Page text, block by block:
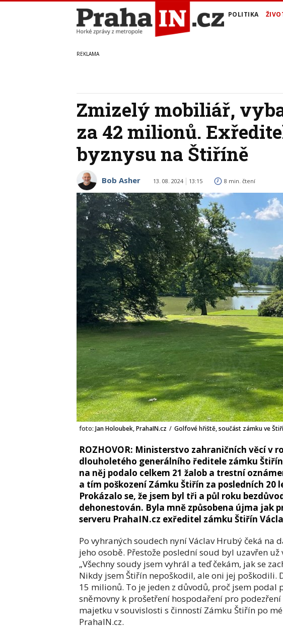
POLITIKA
Zmizelý mobiliář,
za 42 milionů.
byznysu na Štiříně
Bob Asher 13. 08. 2024 13:15 8 min. čtení
foto: Jan Holoubek, PrahaIN.cz / Golfové hřiště, součást zámku ve
ROZHOVOR: Ministerstvo zahraničních věcí v
dlouholetého generálního ředitele zámku Štiřín
na něj podalo celkem 21 žalob a trestní
a tím poškození Zámku Štiřín za posledních 20
Prokázalo se, že jsem byl tři a půl roku
dehonestován. Byla mně způsobena újma jak
serveru PrahaIN.cz exředitel zámku Štiřín
Po vyhraných soudech nyní Václav Hrubý čeká na
jeho osobě. Přestože poslední soud byl uzavřen
„Všechny soudy jsem vyhrál a teď čekám, jak se
Nikdy jsem Štiřín nepoškodil, ale oni jej poškodili.
15 milionů. To je jeden z důvodů, proč jsem
sněmovny k prošetření hospodaření pro
majetku v souvislosti s činností Zámku Štiřín po
PrahaIN.cz.